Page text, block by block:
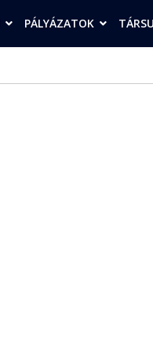
PÁLYÁZATOK